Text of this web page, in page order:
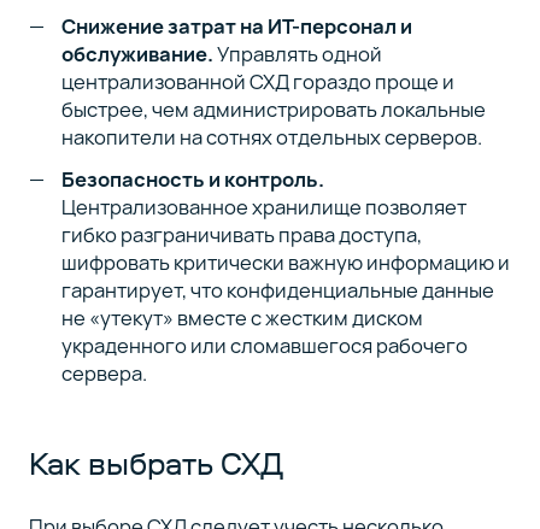
Снижение затрат на ИТ-персонал и
обслуживание.Управлять одной
централизованной СХД гораздо проще и
быстрее, чем администрировать локальные
накопители на сотнях отдельных серверов.
Безопасность и контроль.
Централизованное хранилище позволяет
гибко разграничивать права доступа,
шифровать критически важную информацию и
гарантирует, что конфиденциальные данные
не «утекут» вместе с жестким диском
украденного или сломавшегося рабочего
сервера.
Как выбрать СХД